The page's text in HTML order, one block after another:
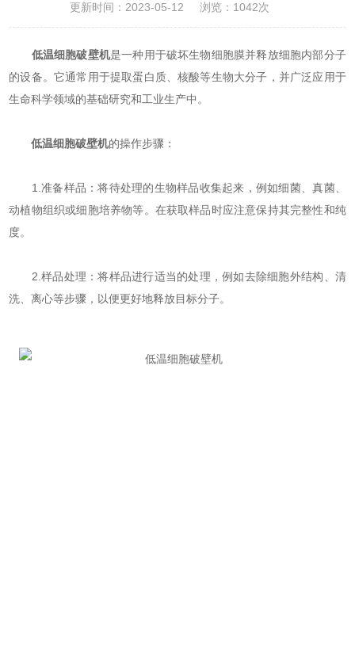
更新时间：2023-05-12 浏览：1042次
低温细胞破壁机是一种用于破坏生物细胞膜并释放细胞内部分子
的设备。它通常用于提取蛋白质、核酸等生物大分子，并广泛应用于
生命科学领域的基础研究和工业生产中。
低温细胞破壁机的操作步骤：
1.准备样品：将待处理的生物样品收集起来，例如细菌、真菌、
动植物组织或细胞培养物等。在获取样品时应注意保持其完整性和纯
度。
2.样品处理：将样品进行适当的处理，例如去除细胞外结构、清
洗、离心等步骤，以便更好地释放目标分子。